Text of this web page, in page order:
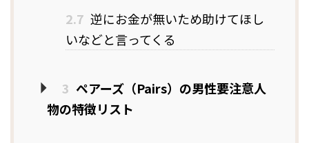
2.7 逆にお金が無いため助けてほし
いなどと言ってくる
3 ペアーズ（Pairs）の男性要注意人
物の特徴リスト